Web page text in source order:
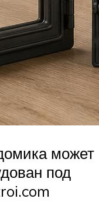
может
под